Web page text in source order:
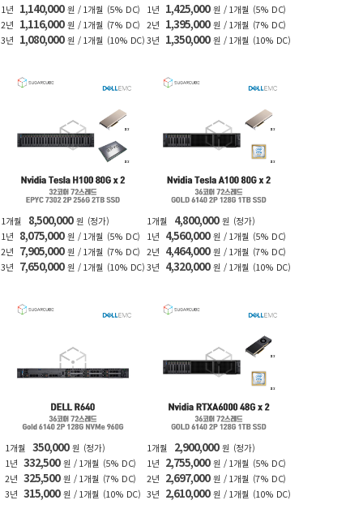
1년
1,140,000 원 / 1개월
(5% DC)
2년
1,116,000 원 / 1개월
(7% DC)
3년
1,080,000 원 / 1개월 (10% DC)
1년
1,425,000 원 / 1개월
(5% DC)
2년
1,395,000 원 / 1개월
(7% DC)
3년
1,350,000 원 / 1개월 (10% DC)
1개월 8,500,000 원
(정가)
1년
8,075,000 원 / 1개월
(5% DC)
2년
7,905,000 원 / 1개월
(7% DC)
3년
7,650,000 원 / 1개월 (10% DC)
1개월 4,800,000 원
(정가)
1년
4,560,000 원 / 1개월
(5% DC)
2년
4,464,000 원 / 1개월
(7% DC)
3년
4,320,000 원 / 1개월 (10% DC)
1개월 350,000 원
(정가)
1년
332,500 원 / 1개월
(5% DC)
2년
325,500 원 / 1개월
(7% DC)
3년
315,000 원 / 1개월 (10% DC)
1개월 2,900,000 원
(정가)
1년
2,755,000 원 / 1개월
(5% DC)
2년
2,697,000 원 / 1개월
(7% DC)
3년
2,610,000 원 / 1개월 (10% DC)